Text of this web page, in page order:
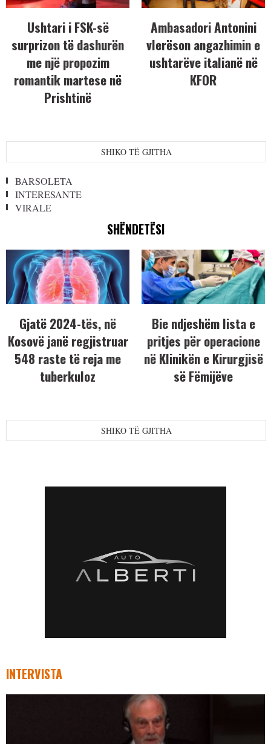
Ushtari i FSK-së
surprizon të dashurën
me një propozim
romantik martese në
Prishtinë
Ambasadori Antonini
vlerëson angazhimin e
ushtarëve italianë në
KFOR
SHIKO TË GJITHA
BARSOLETA
INTERESANTE
VIRALE
SHËNDETËSI
Gjatë 2024-tës, në
Kosovë janë regjistruar
548 raste të reja me
tuberkuloz
Bie ndjeshëm lista e
pritjes për operacione
në Klinikën e Kirurgjisë
së Fëmijëve
SHIKO TË GJITHA
INTERVISTA